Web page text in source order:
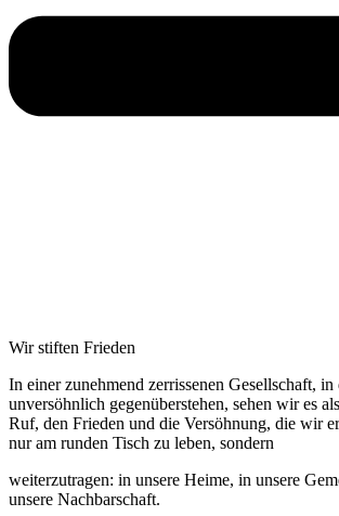
Wir stiften Frieden
In einer zunehmend zerrissenen Gesellschaft,
unversöhnlich gegenüberstehen, sehen wir es
Ruf, den Frieden und die Versöhnung, die wir
nur am runden Tisch zu leben, sondern
weiterzutragen: in unsere Heime, in unsere
unsere Nachbarschaft.